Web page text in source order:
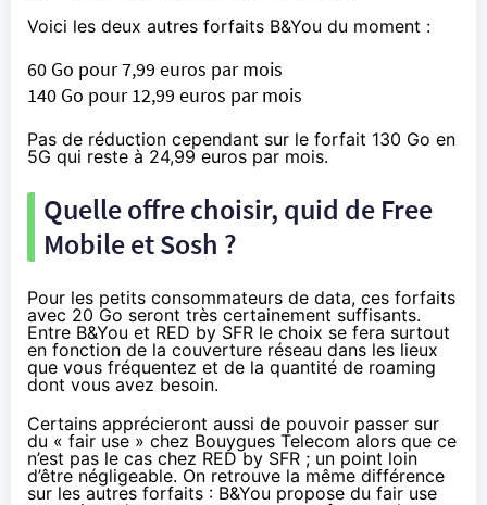
Voici les deux autres forfaits B&You du moment :
60 Go pour7,99 euros par mois
140 Go pour12,99 euros par mois
Pas de réduction cependant sur le forfait 130 Go en
5G qui reste à 24,99 euros par mois.
Quelle offre choisir, quid de Free
Mobile et Sosh ?
Pour les petits consommateurs de data, ces forfaits
avec 20 Go seront très certainement suffisants.
Entre B&You et RED by SFR le choix se fera surtout
en fonction de la couverture réseau dans les lieux
que vous fréquentez et de la quantité de roaming
dont vous avez besoin.
Certains apprécieront aussi de pouvoir passer sur
du « fair use » chez Bouygues Telecom alors que ce
n’est pas le cas chez RED by SFR ; un point loin
d’être négligeable. On retrouve la même différence
sur les autres forfaits : B&You propose du fair use